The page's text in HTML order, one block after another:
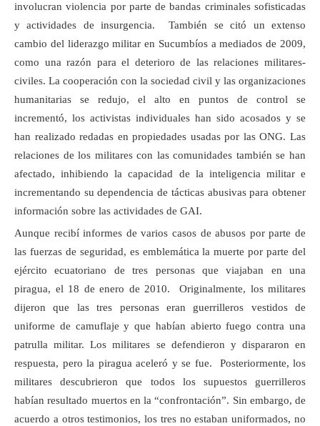
involucran violencia por parte de bandas criminales sofisticadas
y actividades de insurgencia. También se citó un extenso
cambio del liderazgo militar en Sucumbíos a mediados de 2009,
como una razón para el deterioro de las relaciones militares-
civiles. La cooperación con la sociedad civil y las organizaciones
humanitarias se redujo, el alto en puntos de control se
incrementó, los activistas individuales han sido acosados y se
han realizado redadas en propiedades usadas por las ONG. Las
relaciones de los militares con las comunidades también se han
afectado, inhibiendo la capacidad de la inteligencia militar e
incrementando su dependencia de tácticas abusivas para obtener
información sobre las actividades de GAI.
Aunque recibí informes de varios casos de abusos por parte de
las fuerzas de seguridad, es emblemática la muerte por parte del
ejército ecuatoriano de tres personas que viajaban en una
piragua, el 18 de enero de 2010. Originalmente, los militares
dijeron que las tres personas eran guerrilleros vestidos de
uniforme de camuflaje y que habían abierto fuego contra una
patrulla militar. Los militares se defendieron y dispararon en
respuesta, pero la piragua aceleró y se fue. Posteriormente, los
militares descubrieron que todos los supuestos guerrilleros
habían resultado muertos en la “confrontación”. Sin embargo, de
acuerdo a otros testimonios, los tres no estaban uniformados, no